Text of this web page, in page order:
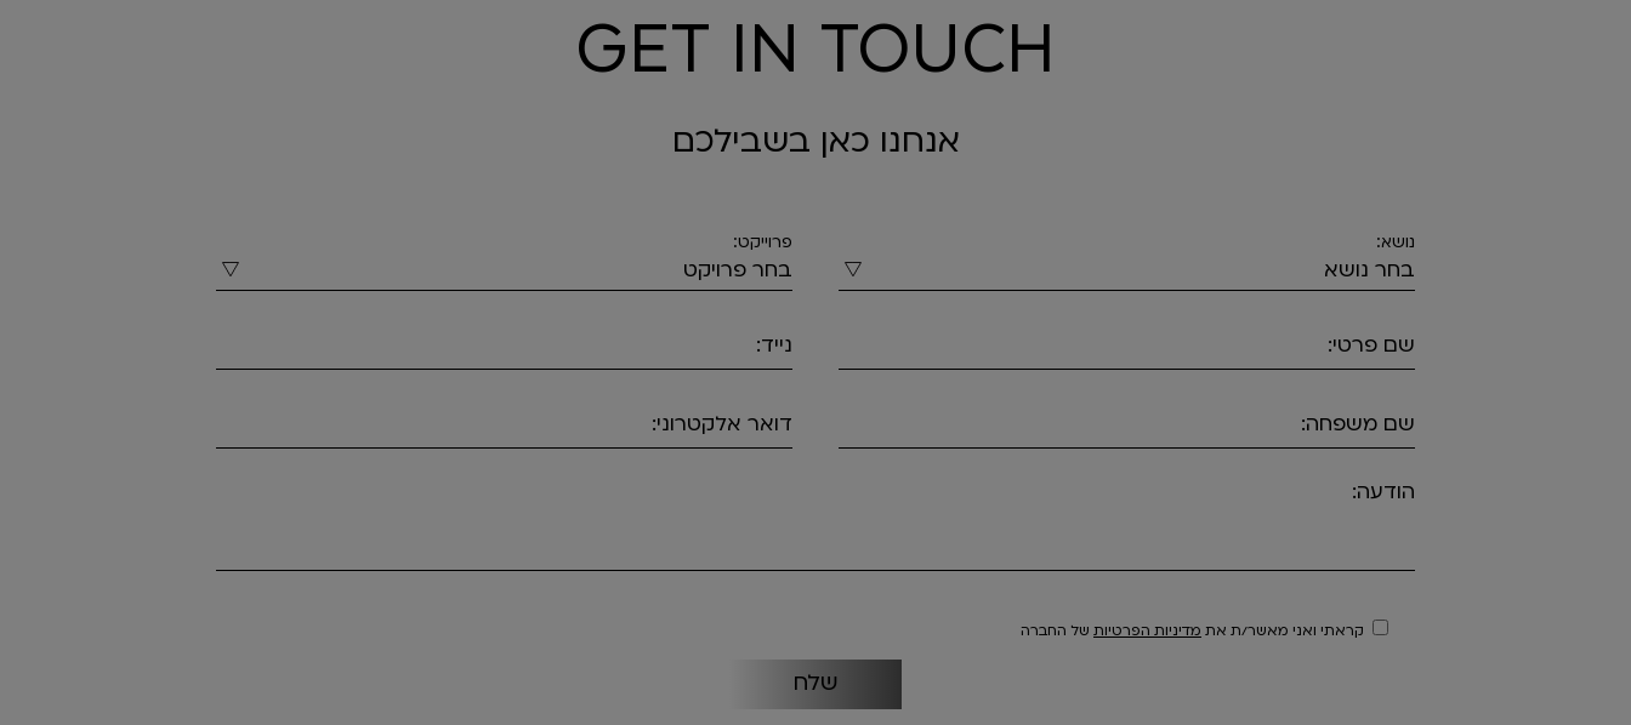
GET IN TOUCH
אנחנו כאן בשבילכם
נושא:
שם פרטי:
שם משפחה:
פרוייקט:
נייד:
דואר אלקטרוני:
הודעה:
קראתי ואני מאשר/ת את מדיניות הפרטיות של החברה